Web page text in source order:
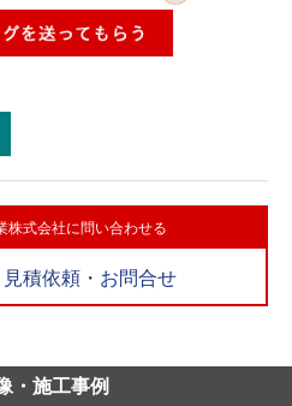
株式会社に問い合わせる
積依頼・お問合せ
・施工事例